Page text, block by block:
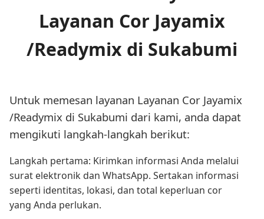
Layanan Cor Jayamix
/Readymix di Sukabumi
Untuk memesan layanan Layanan Cor Jayamix
/Readymix di Sukabumi dari kami, anda dapat
mengikuti langkah-langkah berikut:
Langkah pertama: Kirimkan informasi Anda melalui
surat elektronik dan WhatsApp. Sertakan informasi
seperti identitas, lokasi, dan total keperluan cor
yang Anda perlukan.